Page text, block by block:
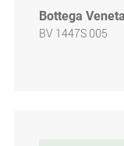
Bottega Veneta
BV 1447S 005